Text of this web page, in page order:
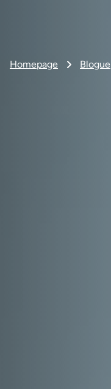
Homepage Blogue